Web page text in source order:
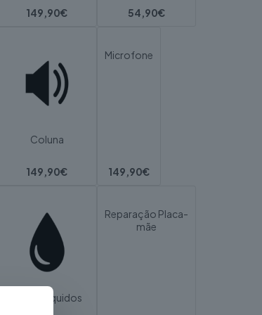
149,90€ 54,90€
Coluna
149,90€
Microfone
149,90€
Danos Líquidos
Reparação Placa-
mãe